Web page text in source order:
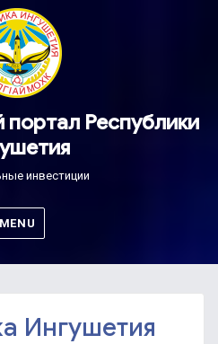
Республики
инвестиции
MENU
Ингушетия